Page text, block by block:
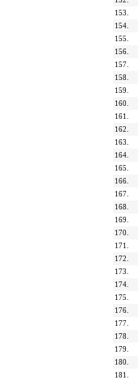
153.
154.
155.
156.
157.
158.
159.
160.
161.
162.
163.
164.
165.
166.
167.
168.
169.
170.
171.
172.
173.
174.
175.
176.
177.
178.
179.
180.
181.